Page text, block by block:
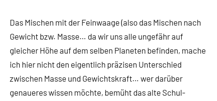
Das Mischen mit der Feinwaage (also das Mischen nach
Gewicht bzw. Masse… da wir uns alle ungefähr auf
gleicher Höhe auf dem selben Planeten befinden, mache
ich hier nicht den eigentlich präzisen Unterschied
zwischen Masse und Gewichtskraft… wer darüber
genaueres wissen möchte, bemüht das alte Schul-